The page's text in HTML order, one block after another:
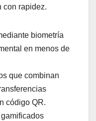
con rapidez.
biometría
en menos de
que combinan
código QR.